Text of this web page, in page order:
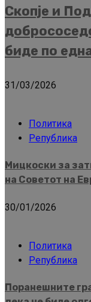
Скопје и
биде по
31/03/2026
Политика
Република
Мицкоски за
на Советот на
30/01/2026
Политика
Република
Поранешните